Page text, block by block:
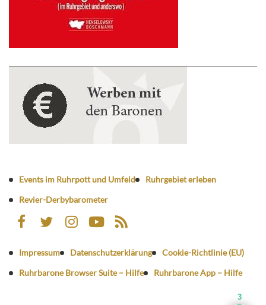
Events im Ruhrpott und Umfeld
Ruhrgebiet erleben
Revier-Derbybarometer
Impressum Datenschutzerklärung
Cookie-Richtlinie (EU)
Ruhrbarone Browser Suite – Hilfe
Ruhrbarone App – Hilfe
3